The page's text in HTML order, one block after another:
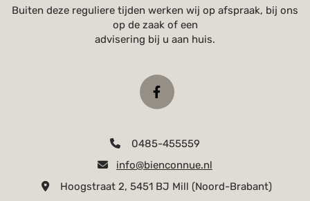
Buiten deze reguliere tijden werken wij op afspraak, bij ons
op de zaak of een
advisering bij u aan huis.
 0485-455559
 info@bienconnue.nl
Hoogstraat 2, 5451 BJ Mill (Noord-Brabant)